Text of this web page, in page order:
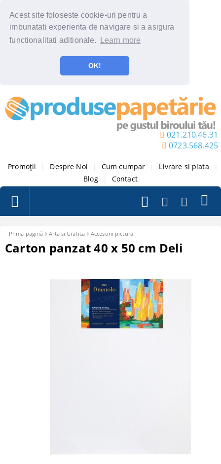
Acest site foloseste cookie-uri pentru a
imbunatati experienta de navigare si a asigura
functionalitati aditionale.
Learn more
OK!
021.210.46.31
0723.568.425
Promoții Despre Noi Cum cumpar Livrare si plata
Blog
Contact
Prima pagină Arta si Grafica Accesorii pictura
Carton panzat 40 x 50 cm Deli